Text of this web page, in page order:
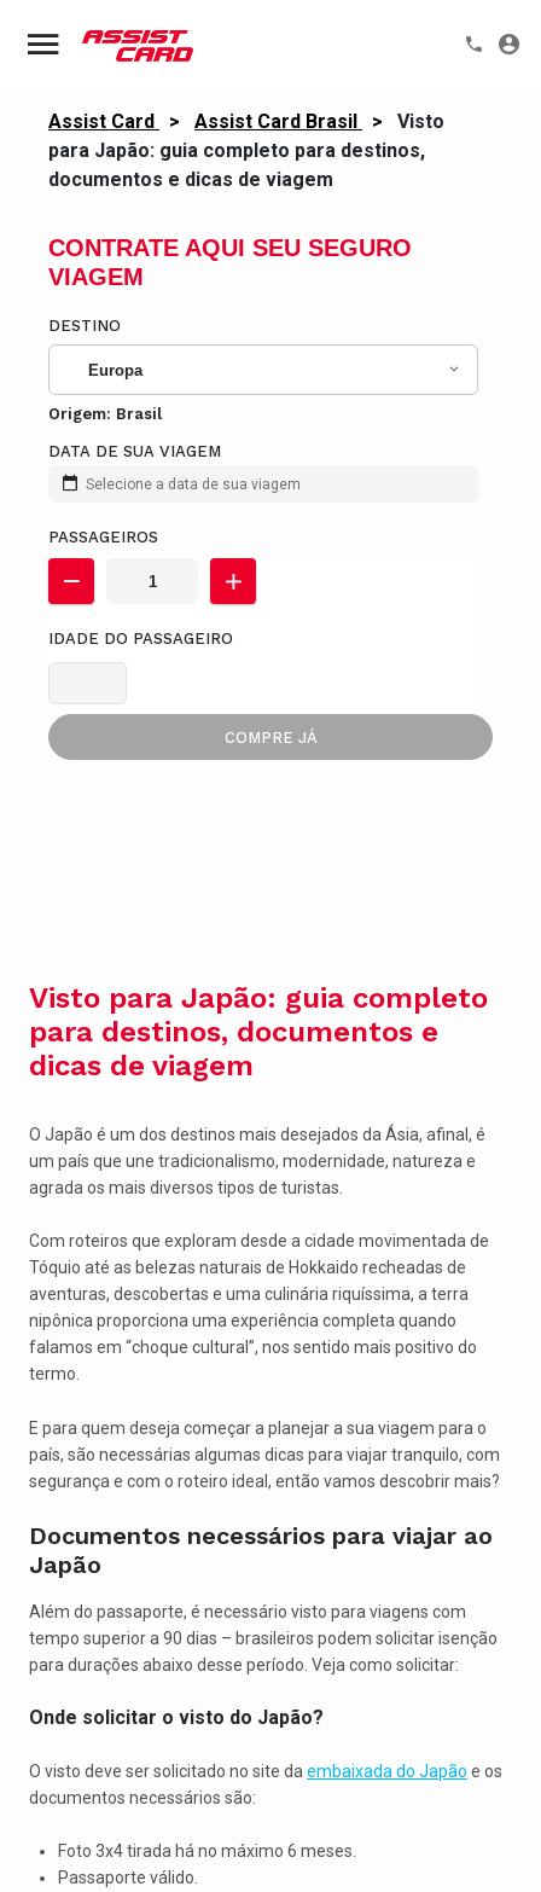
Assist Card > Assist Card Brasil >
Visto
para Japão: guia completo para destinos,
documentos e dicas de viagem
CONTRATE AQUI SEU SEGURO
VIAGEM
DESTINO
Europa
Origem: Brasil
DATA DE SUA VIAGEM
Selecione a data de sua viagem
PASSAGEIROS
IDADE DO PASSAGEIRO
COMPRE JÁ
Visto para Japão: guia completo
para destinos, documentos e
dicas de viagem
O Japão é um dos destinos mais desejados da Ásia, afinal, é
um país que une tradicionalismo, modernidade, natureza e
agrada os mais diversos tipos de turistas.
Com roteiros que exploram desde a cidade movimentada de
Tóquio até as belezas naturais de Hokkaido recheadas de
aventuras, descobertas e uma culinária riquíssima, a terra
nipônica proporciona uma experiência completa quando
falamos em “choque cultural”, nos sentido mais positivo do
termo.
E para quem deseja começar a planejar a sua viagem para o
país, são necessárias algumas dicas para viajar tranquilo, com
segurança e com o roteiro ideal, então vamos descobrir mais?
Documentos necessários para viajar ao
Japão
Além do passaporte, é necessário visto para viagens com
tempo superior a 90 dias – brasileiros podem solicitar isenção
para durações abaixo desse período. Veja como solicitar:
Onde solicitar o visto do Japão?
O visto deve ser solicitado no site da embaixada do Japão e os
documentos necessários são:
Foto 3x4 tirada há no máximo 6 meses.
Passaporte válido.